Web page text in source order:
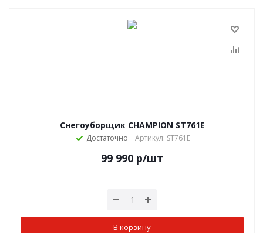
Снегоуборщик CHAMPION ST761E
Достаточно Артикул: ST761E
99 990 р/шт
В корзину